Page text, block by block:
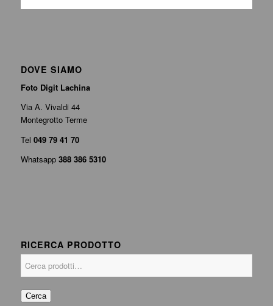
DOVE SIAMO
Foto Digit Lachina
Via A. Vivaldi 44
Montegrotto Terme
Tel 049 79 41 70
Whatsapp388 386 5310
RICERCA PRODOTTO
Cerca